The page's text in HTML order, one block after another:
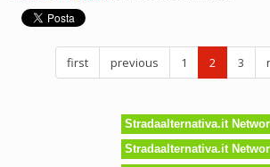
per
rendere
piu'
sexy
e
meraviglioso
first previous 1 2 3
Stradaalternativa.it
Stradaalternativa.it